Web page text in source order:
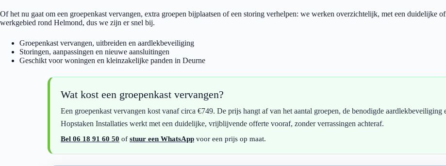
Of het nu gaat om een groepenkast vervangen, extra groepen bijplaatsen of een storing verhelpen: we werken overzichtelijk, met een duidelijke
werkgebied rond Helmond, dus we zijn er snel bij.
Groepenkast vervangen, uitbreiden en aardlekbeveiliging
Storingen, aanpassingen en nieuwe aansluitingen
Geschikt voor woningen en kleinzakelijke panden in Deurne
Wat kost een groepenkast vervangen?
Een groepenkast vervangen kost vanaf circa €749. De prijs hangt af van het aantal groepen, de benodigde aardlekbeveiliging
Hopstaken Installaties werkt met een duidelijke, vrijblijvende offerte vooraf, zonder verrassingen achteraf.
Bel 06 18 91 60 50 of stuur een WhatsApp voor een prijs op maat.